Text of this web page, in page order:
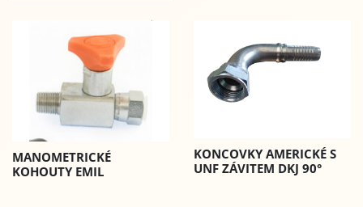
MANOMETRICKÉ
KOHOUTY EMIL
KONCOVKY AMERICKÉ S
UNF ZÁVITEM DKJ 90°